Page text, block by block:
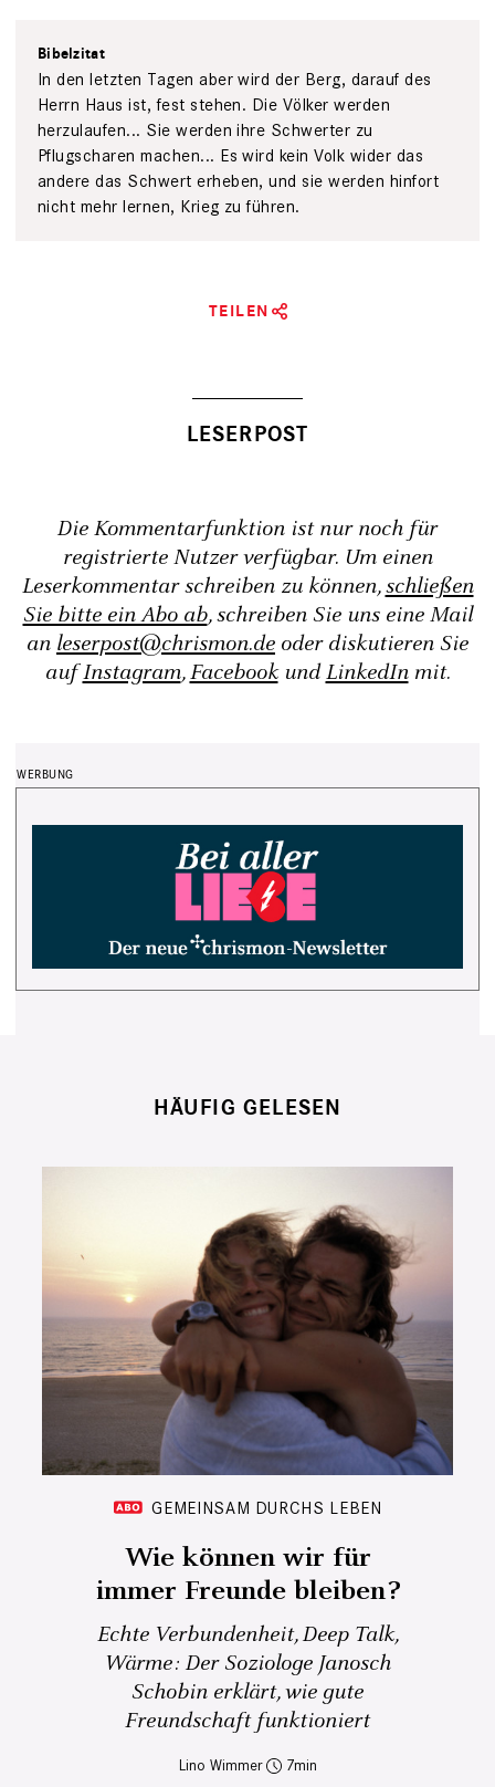
Bibelzitat
In den letzten Tagen aber wird der Berg, darauf des
Herrn Haus ist, fest stehen. Die Völker werden
herzulaufen... Sie werden ihre Schwerter zu
Pflugscharen machen... Es wird kein Volk wider das
andere das Schwert erheben, und sie werden hinfort
nicht mehr lernen, Krieg zu führen.
TEILEN
Die Kommentarfunktion ist nur noch für
registrierte Nutzer verfügbar. Um einen
Leserkommentar schreiben zu können,schließen
Sie bitte ein Abo ab, schreiben Sie uns eine Mail
an leserpost@chrismon.de oder diskutieren Sie
aufInstagram,FacebookundLinkedInmit.
HÄUFIG GELESEN
GEMEINSAM DURCHS LEBEN
Wie können wir für
immer Freunde bleiben?
Echte Verbundenheit, Deep Talk,
Wärme: Der Soziologe Janosch
Schobin erklärt, wie gute
Freundschaft funktioniert
Lino Wimmer 7